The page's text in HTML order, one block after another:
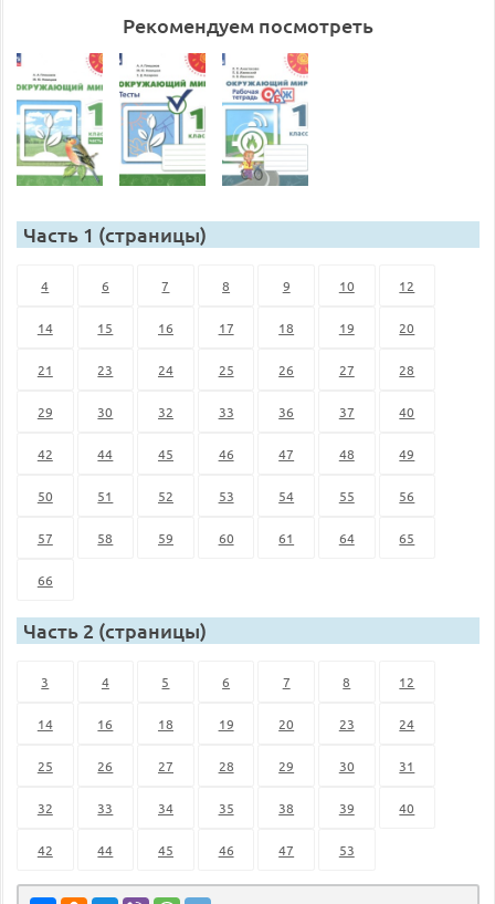
Рекомендуем посмотреть
Часть 1 (страницы)
4 6 7 8 9 10 12
14 15 16 17 18 19 20
21 23 24 25 26 27 28
29 30 32 33 36 37 40
42 44 45 46 47 48 49
50 51 52 53 54 55 56
57 58 59 60 61 64 65
66
Часть 2 (страницы)
3 4 5 6 7 8 12
14 16 18 19 20 23 24
25 26 27 28 29 30 31
32 33 34 35 38 39 40
42 44 45 46 47 53